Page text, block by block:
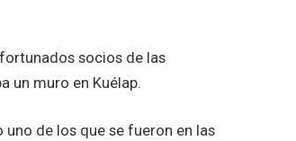
socios de las
un muro en Kuélap.
de los que se fueron en las